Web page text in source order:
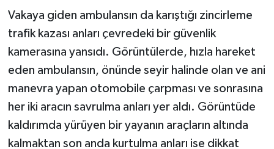
Vakaya giden ambulansın da karıştığı zincirleme
trafik kazası anları çevredeki bir güvenlik
kamerasına yansıdı. Görüntülerde, hızla hareket
eden ambulansın, önünde seyir halinde olan ve ani
manevra yapan otomobile çarpması ve sonrasına
her iki aracın savrulma anları yer aldı. Görüntüde
kaldırımda yürüyen bir yayanın araçların altında
kalmaktan son anda kurtulma anları ise dikkat